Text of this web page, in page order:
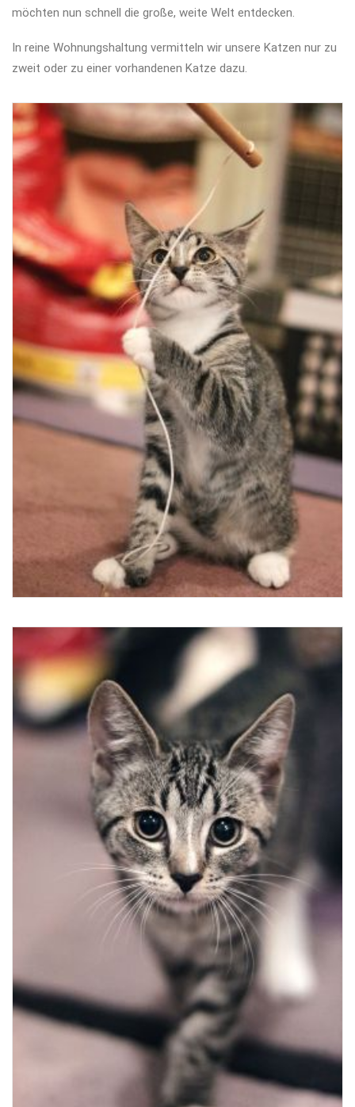
möchten nun schnell die große, weite Welt entdecken.
In reine Wohnungshaltung vermitteln wir unsere Katzen nur zu
zweit oder zu einer vorhandenen Katze dazu.